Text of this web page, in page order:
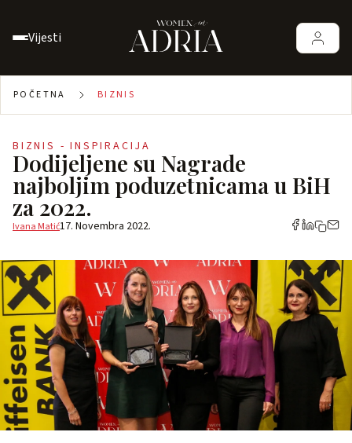
Vijesti
POČETNA BIZNIS
BIZNIS - INSPIRACIJA
Dodijeljene su Nagrade
najboljim poduzetnicama u BiH
za 2022.
Ivana Matić17. Novembra 2022.